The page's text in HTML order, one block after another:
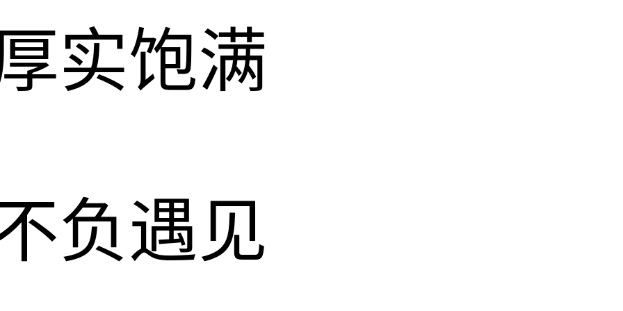
实饱满
负遇见